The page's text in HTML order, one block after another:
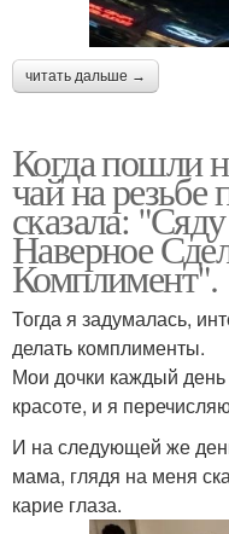
читать дальше →
Когда пошли
чай на резьбе
сказала:
Наверное
Комплимент".
Тогда я задумалась,
делать комплименты.
Мои дочки каждый
красоте, и я
И на следующей же
мама, глядя на меня
карие глаза.